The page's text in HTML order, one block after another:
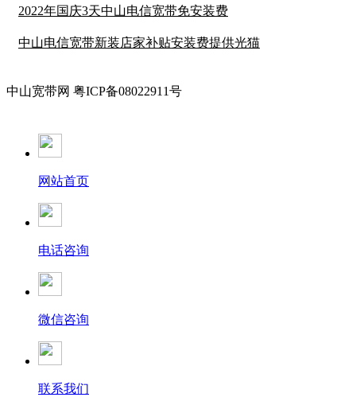
2022年国庆3天中山电信宽带免安装费
中山电信宽带新装店家补贴安装费提供光猫
中山宽带网 粤ICP备08022911号
网站首页
电话咨询
微信咨询
联系我们